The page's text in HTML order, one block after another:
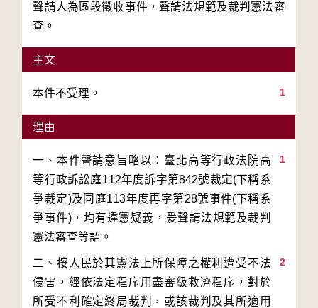
聲請人為區段徵收事件，聲請法規範及裁判憲法審
查。
主文
1
本件不受理。
理由
1
一、本件聲請意旨略以：臺北高等行政法院高
等行政訴訟庭112年度訴字第842號裁定(下稱系
爭裁定)及同庭113年度再字第28號事件(下稱系
爭事件)，均有違憲疑義，爰聲請法規範及裁判
2
二、按人民於其憲法上所保障之權利遭受不法
侵害，經依法定程序用盡審級救濟程序，對於
所受不利確定終局裁判，或該裁判及其所適用